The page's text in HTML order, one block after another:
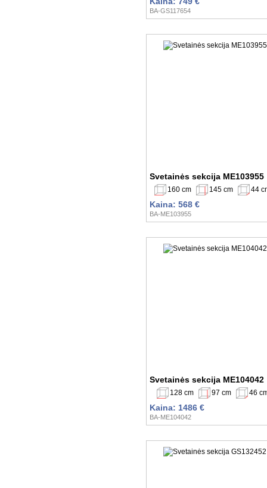
BA-GS117654
Svetainės sekcija ME103955
160 cm 145 cm 44
Kaina: 568 €
BA-ME103955
Svetainės sekcija ME104042
128 cm 97 cm 46
Kaina: 1486 €
BA-ME104042